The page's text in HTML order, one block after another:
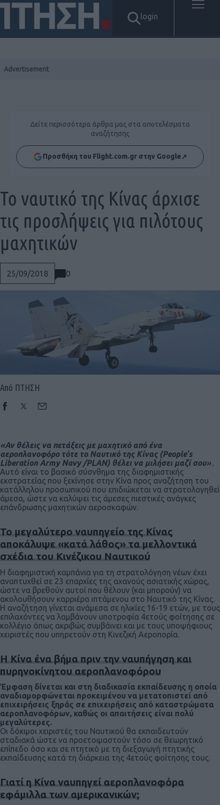
login
Δείτε περισσότερα άρθρα μας στα αποτελέσματα
αναζήτησης
Προσθήκη του Flight.com.gr στην Google↗
25/09/2018 0
Το ναυτικό της Κίνας άρχισε
τις προσλήψεις για πιλότους
μαχητικών
Από ΠΤΗΣΗ
«Αν θέλεις να πετάξεις με μαχητικό από ένα
αεροπλανοφόρο τότε το Ναυτικό της Κίνας (People’s
Liberation Army Navy/PLAN) θέλει να μιλήσει μαζί σου»..
Αυτό είναι το βασικό σύσνθημα της διαφημιστικής
εκστρατείας που ξεκίνησε στην Κίνα προς αναζήτηση του
κατάλληλου προσωπικού που επιδιώκεται να στρατολογηθεί
άμεσα, ώστε να καλύψει τις άμεσες πιεστικές ανάγκες
επάνδρωσης μαχητικών αεροσκαφών.
Το μεγαλύτερο ναυπηγείο της Κίνας
αποκάλυψε «κατά λάθος» τα μελλοντικά
σχέδια του Κινέζικου Ναυτικού
Η διαφημιστική καμπάνια για τη στρατολόγηση νέων έχει
αναπτυχθεί σε 23 επαρχίες της αχανούς ασιατικής χώρας,
ώστε να βρεθούν αυτοί που θέλουν (και μπορούν) να
ακολουθήσουν καρριέρα ιπτάμενου στο Ναυτικό της Κίνας.
Η αναζήτηση γίνεται ανάμεσα σε ηλικίες 16-19 ετών, με τους
επιλαχόντες να λαμβάνουν υποτροφία 4ετούς φοίτησης σε
κολλέγιο όπως ακριβώς συμβάινει και με τους υποψήφιους
χειριστές που υπηρετούν στη Κινεζική Αεροπορία.
H Κίνα ένα βήμα πριν την ναυπήγηση και
πυρηνοκίνητου αεροπλανοφόρου
Έμφαση δίνεται και στη διαδικασία εκπαίδευσης η οποία
αναδιαμορφώνεται προκειμένου να μετατοπιστεί από
επιχειρήσεις ξηράς σε επιχειρήσεις από καταστρώματα
αεροπλανοφόρων, καθώς οι απαιτήσεις είναι πολύ
μεγαλύτερες.
Οι δόκιμοι χειριστές του Ναυτικού θα εκπαιδευτούν
σταδιακά ώστε να προετοιμαστούν τόσο σε θεωρητικό
επίπεδο όσο και σε πτητικό με τη διεξαγωγή πτητικής
εκπαίδευσης κατά τη διάρκεια της 4ετούς φοίτησης τους.
Γιατί η Κίνα ναυπηγεί αεροπλανοφόρα
εφάμιλλα των αμερικανικών;